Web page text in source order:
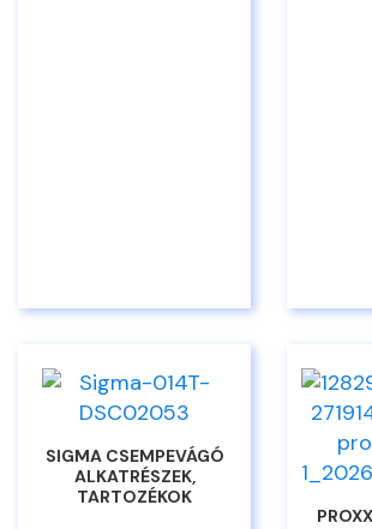
SIGMA CSEMPEVÁGÓ
ALKATRÉSZEK,
TARTOZÉKOK